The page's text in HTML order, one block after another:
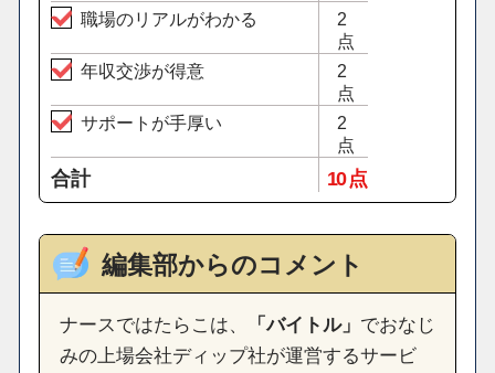
職場のリアルがわかる
2
点
年収交渉が得意
2
点
サポートが手厚い
2
点
合計 10 点
編集部からのコメント
ナースではたらこは、 「バイトル」 でおなじ
みの上場会社ディップ社が運営するサービ